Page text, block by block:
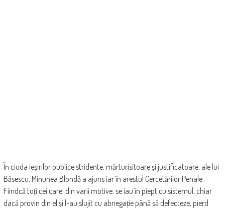
În ciuda ieșirilor publice stridente, mărturisitoare și justificatoare, ale lui
Băsescu, Minunea Blondă a ajuns iar în arestul Cercetărilor Penale.
Fiindcă toți cei care, din varii motive, se iau în piept cu sistemul, chiar
dacă provin din el și l-au slujit cu abnegație până să defecteze, pierd